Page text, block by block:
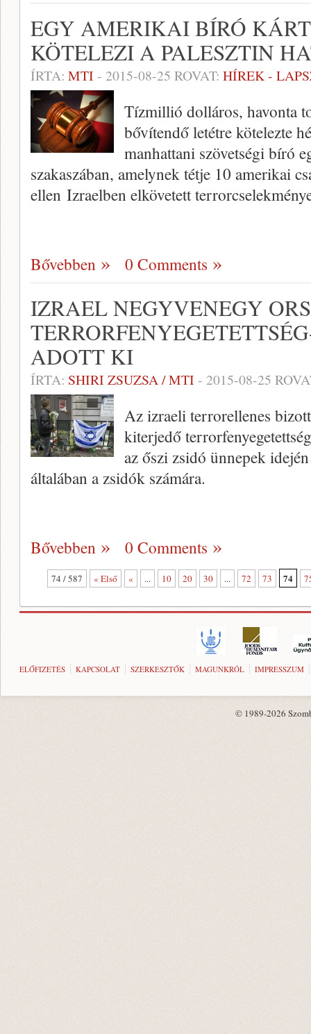
EGY AMERIKAI BÍRÓ
KÖTELEZI A PALESZTIN
ÍRTA: MTI - 2015-08-25 ROVAT: HÍREK -
Tízmillió dolláros, havonta
bővítendő letétre kötelezte
manhattani szövetségi bíró
szakaszában, amelynek tétje 10 amerikai
ellen Izraelben elkövetett
Bővebben 0 Comments
IZRAEL NEGYVENEGY
ADOTT KI
ÍRTA: SHIRI ZSUZSA / MTI - 2015-08-25
Az izraeli terrorellenes
kiterjedő
az őszi zsidó ünnepek
általában a zsidók számára.
Bővebben 0 Comments
74 / 587 « Első « ... 10 20 30 ... 72 73 74
ELŐFIZETÉS KAPCSOLAT SZERKESZTŐK MAGUNKRÓL IMPRESSZUM
© 1989-2026